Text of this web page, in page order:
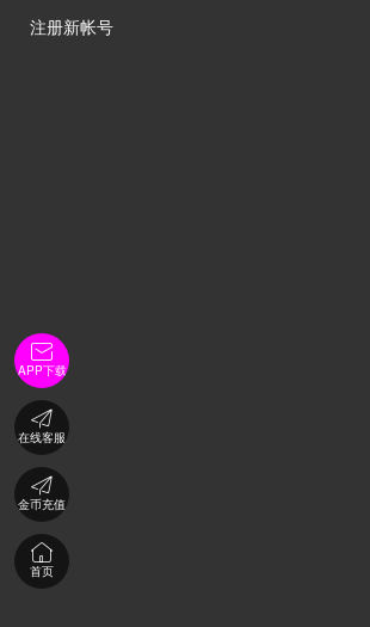
注册新帐号

APP下载

在线客服

金币充值

首页